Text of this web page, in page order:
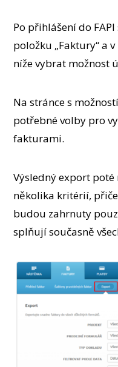
Po přihlášení do
položku „Faktury“ a
níže vybrat možnost
Na stránce s
potřebné volby pro
fakturami.
Výsledný export
několika kritérií,
budou zahrnuty
splňují současně